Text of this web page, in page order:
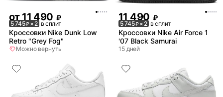
от11 490 ₽
5 745₽× 2 в сплит
Кроссовки Nike Dunk Low
Retro "Grey Fog"
Можно вернуть
11 490 ₽
5 745₽× 2 в сплит
Кроссовки Nike Air Force 1
'07 Black Samurai
15 дней